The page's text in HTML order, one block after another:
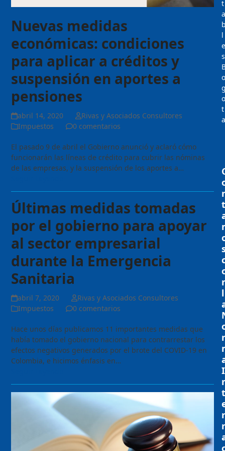
Nuevas medidas
económicas: condiciones
para aplicar a créditos y
suspensión en aportes a
pensiones
abril 14, 2020
Rivas y Asociados Consultores
Impuestos
0 comentarios
El pasado 9 de abril el Gobierno anunció y aclaró cómo
funcionarán las líneas de crédito para cubrir las nóminas
de las empresas, y la suspensión de los aportes a…
Últimas medidas tomadas
por el gobierno para apoyar
al sector empresarial
durante la Emergencia
Sanitaria
abril 7, 2020
Rivas y Asociados Consultores
Impuestos
0 comentarios
Hace unos días publicamos 11 importantes medidas que
había tomado el gobierno nacional para contrarrestar los
efectos negativos generados por el brote del COVID-19 en
Colombia, e hicimos énfasis en…
t
a
l
e
s
o
o
t
a
t
l
r
I
t
r